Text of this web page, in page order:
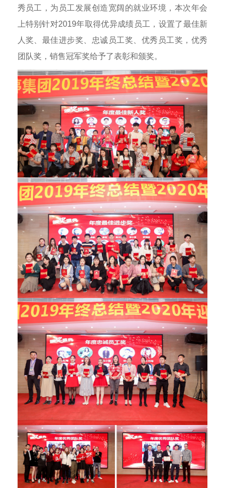
秀员工，为员工发展创造宽阔的就业环境，本次年会
上特别针对2019年取得优异成绩员工，设置了最佳新
人奖、最佳进步奖、忠诚员工奖、优秀员工奖，优秀
团队奖，销售冠军奖给予了表彰和颁奖。